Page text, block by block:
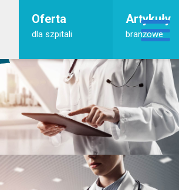
Oferta
dla szpitali
Artykuły
branżowe